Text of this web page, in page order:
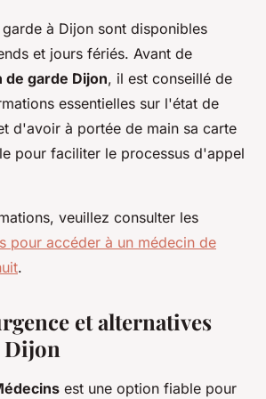
à Dijon sont disponibles
et jours fériés. Avant de
garde Dijon, il est conseillé de
essentielles sur l'état de
d'avoir à portée de main sa carte
pour faciliter le processus d'appel
veuillez consulter les
pour accéder à un médecin de
.
et alternatives
Dijon
est une option fiable pour